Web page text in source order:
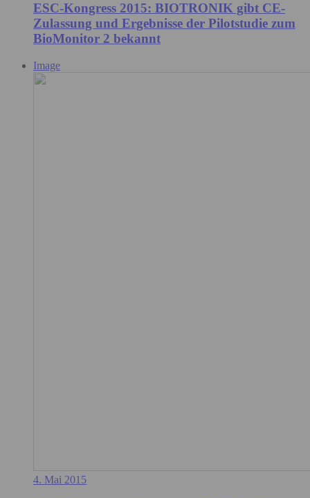
ESC-Kongress 2015: BIOTRONIK gibt CE-
Zulassung und Ergebnisse der Pilotstudie zum
BioMonitor 2 bekannt
Image
4. Mai 2015